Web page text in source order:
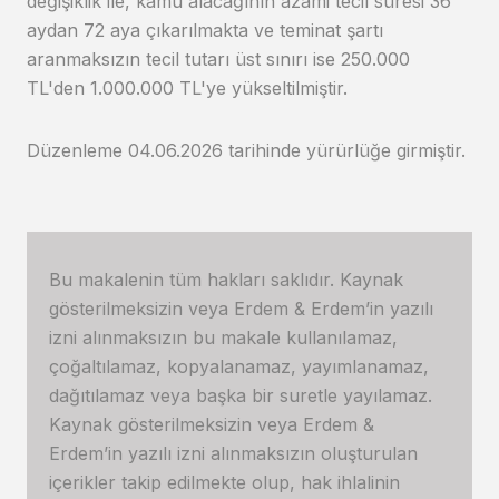
aydan 72 aya çıkarılmakta ve teminat şartı
aranmaksızın tecil tutarı üst sınırı ise 250.000
TL'den 1.000.000 TL'ye yükseltilmiştir.
Düzenleme 04.06.2026 tarihinde yürürlüğe girmiştir.
Bu makalenin tüm hakları saklıdır. Kaynak
gösterilmeksizin veya Erdem & Erdem’in yazılı
izni alınmaksızın bu makale kullanılamaz,
çoğaltılamaz, kopyalanamaz, yayımlanamaz,
dağıtılamaz veya başka bir suretle yayılamaz.
Kaynak gösterilmeksizin veya Erdem &
Erdem’in yazılı izni alınmaksızın oluşturulan
içerikler takip edilmekte olup, hak ihlalinin